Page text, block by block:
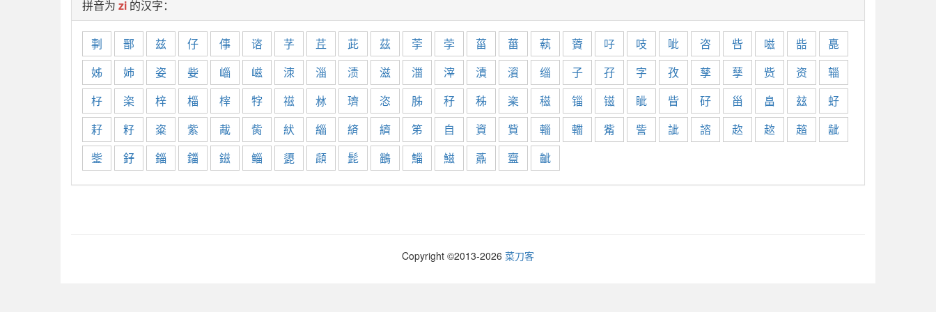
拼音为 zi 的汉字：
剚 鄑 兹 仔 倳 谘 芓 茊 茈 茲 荢 茡 菑 葘 蓻 薋 吇 吱 呲 咨 呰 嗞 啙
嗭
姊
姉 姿 姕 崰 嵫 洓 淄 渍 滋 湽 滓 漬 澬 缁 子 孖 字 孜 孳 孶 赀 资
辎
杍
栥 梓 椔 榟 牸 禌 沝 璾 恣 胏 秄 秭 秶 稵 锱 镃 眦 眥 矷 甾 畠 玆
虸
耔
籽 粢 紫 胾 胔 紎 緇 緕 纃 笫 自 資 貲 輜 輺 觜 訾 訿 諮 赼 趑 趦
龇
鈭
釨 錙 鍿 鎡 鲻 頾 頿 髭 鶅 鯔 鰦 鼒 齍 齜
Copyright ©2013-2026 菜刀客